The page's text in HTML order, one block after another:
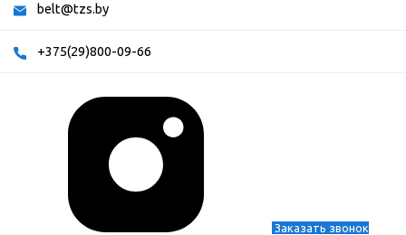
belt@tzs.by
+375(29)800-09-66
Заказать звонок